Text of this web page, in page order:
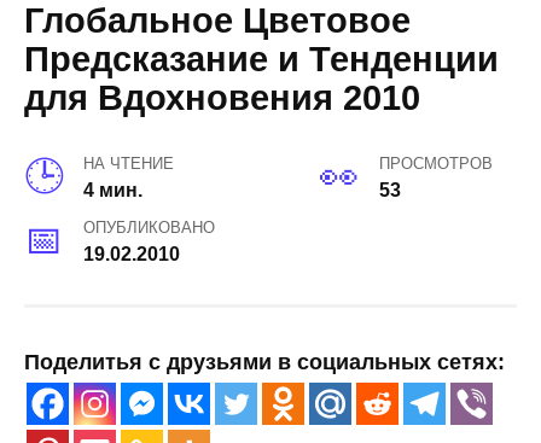
Глобальное Цветовое
Предсказание и Тенденции
для Вдохновения 2010
НА ЧТЕНИЕ
4 мин.
ПРОСМОТРОВ
53
ОПУБЛИКОВАНО
19.02.2010
Поделитья с друзьями в социальных сетях: